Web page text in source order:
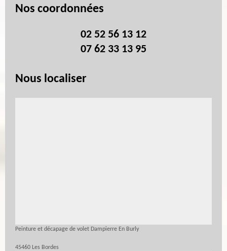
Nos coordonnées
02 52 56 13 12
07 62 33 13 95
Nous localiser
Peinture et décapage de volet Dampierre En Burly
45460 Les Bordes